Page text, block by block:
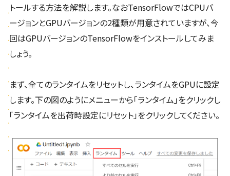
トールする方法を解説します。なおTensorFlowではCPUバ
ージョンとGPUバージョンの2種類が用意されていますが、今
回はGPUバージョンのTensorFlowをインストールしてみま
しょう。
まず、全てのランタイムをリセットし、ランタイムをGPUに設定
します。下の図のようにメニューから「ランタイム」をクリックし
「ランタイムを出荷時設定にリセット」をクリックしてください。